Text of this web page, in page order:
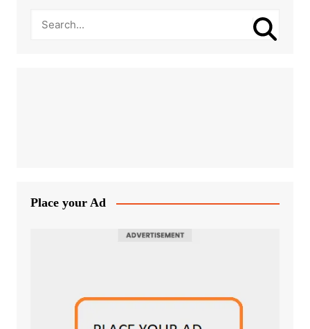
Place your Ad